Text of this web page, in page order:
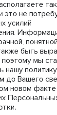
это не
усилий
быть
мы
нашу
до Вашего
новом факте